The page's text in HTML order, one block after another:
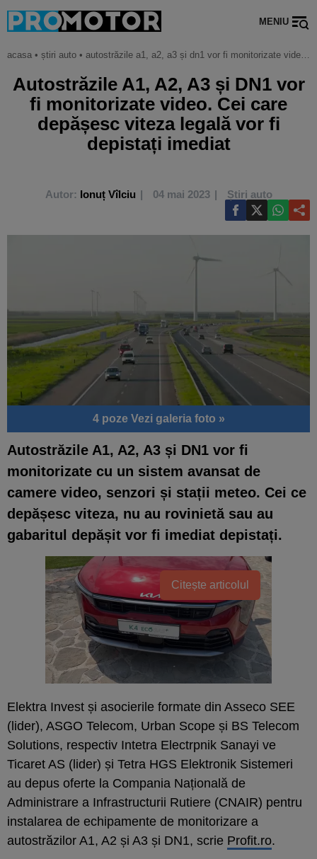
MENIU
acasa • știri auto • autostrăzile a1, a2, a3 și dn1 vor fi monitorizate video. cei care depășesc viteza legală vor fi depistați imediat
Autostrăzile A1, A2, A3 și DN1 vor
fi monitorizate video. Cei care
depășesc viteza legală vor fi
depistați imediat
Autor: Ionuț Vîlciu 04 mai 2023 Știri auto
4 poze Vezi galeria foto »
Autostrăzile A1, A2, A3 și DN1 vor fi
monitorizate cu un sistem avansat de
camere video, senzori și stații meteo. Cei ce
depășesc viteza, nu au rovinietă sau au
gabaritul depășit vor fi imediat depistați.
Citește articolul
Elektra Invest și asocierile formate din Asseco SEE
(lider), ASGO Telecom, Urban Scope și BS Telecom
Solutions, respectiv Intetra Electrpnik Sanayi ve
Ticaret AS (lider) și Tetra HGS Elektronik Sistemeri
au depus oferte la Compania Națională de
Administrare a Infrastructurii Rutiere (CNAIR) pentru
instalarea de echipamente de monitorizare a
autostrăzilor A1, A2 și A3 și DN1, scrie Profit.ro.